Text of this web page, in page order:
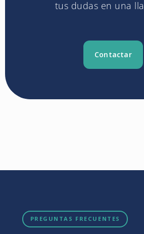
tus dudas en una
Contactar
PREGUNTAS FRECUENTES